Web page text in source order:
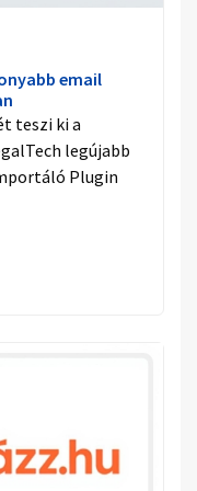
email
teszi ki a
legújabb
Plugin